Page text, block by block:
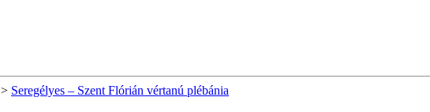
> Seregélyes – Szent Flórián vértanú plébánia